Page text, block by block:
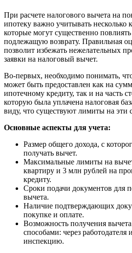
При расчете налогового вычета на
ипотеку важно учитывать несколько
которые могут существенно
подлежащую возврату. Правильная
позволит избежать нежелательных
заявки на налоговый вычет.
Во-первых, необходимо понимать,
может быть предоставлен как на
ипотечному кредиту, так и на часть
которую была уплачена налоговая
виду, что существуют лимиты на эти
Основные аспекты для учета:
Размер общего дохода, с
получать вычет.
Максимальные лимиты на
квартиру и 3 млн рублей на
кредиту.
Сроки подачи документов для
вычета.
Наличие подтверждающих
покупке и оплате.
Возможность получения
способами: через работодателя
инспекцию.